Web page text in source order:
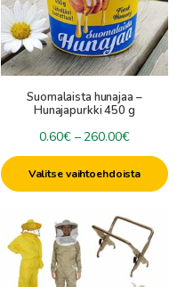
Suomalaista hunajaa –
Hunajapurkki 450 g
0.60€ – 260.00€
0.60€
-
260.00€
Valitse vaihtoehdoista
Voit
tehdä
valinnat
tuotteen
sivulla.